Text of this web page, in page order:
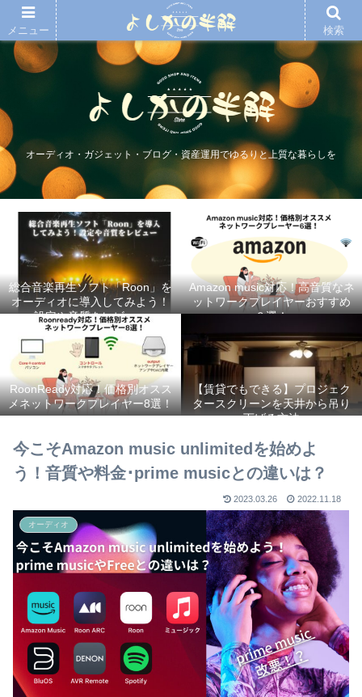
オーディオ・ガジェット・ブログ・資産運用でゆるりと上質な暮らしを
総合音楽再生ソフト「Roon」を
オーディオに導入してみよう！
設定や音質をレビュー
Amazon music対応！高音質なネ
ットワークプレイヤーおすすめ
６選！
RoonReady対応！価格別オスス
メネットワークプレイヤー8選！
【賃貸でもできる】プロジェク
タースクリーンを天井から吊り
下げる方法
今こそAmazon music unlimitedを始めよ
う！音質や料金･prime musicとの違いは？
2023.03.26 2022.11.18
オーディオ
メニュー 検索